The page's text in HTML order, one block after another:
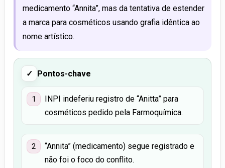
medicamento “Annita”, mas da tentativa de estender
a marca para cosméticos usando grafia idêntica ao
nome artístico.
✓ Pontos-chave
1
INPI indeferiu registro de “Anitta” para
cosméticos pedido pela Farmoquímica.
2
“Annita” (medicamento) segue registrado e
não foi o foco do conflito.